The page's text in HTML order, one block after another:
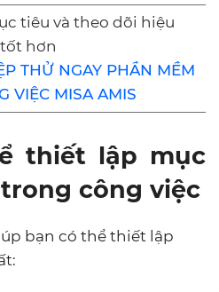
tiêu và theo dõi hiệu
hơn
THỬ NGAY PHẦN MỀM
VIỆC MISA AMIS
thiết lập mục
công việc
bạn có thể thiết lập